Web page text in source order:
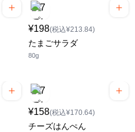
¥198(税込¥213.84)
たまごサラダ
80g
¥158(税込¥170.64)
チーズはんぺん